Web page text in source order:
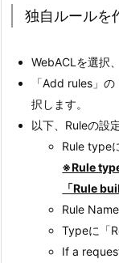
独自ルールを
WebACLを選択
「Add rules」の
択します。
以下、Ruleの設
Rule type
※Rule
「Rule
Rule
Typeに「
If a